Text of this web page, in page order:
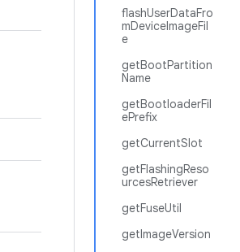
flashUserDataFro
mDeviceImageFil
e
getBootPartition
Name
getBootloaderFil
ePrefix
getCurrentSlot
getFlashingReso
urcesRetriever
getFuseUtil
getImageVersion